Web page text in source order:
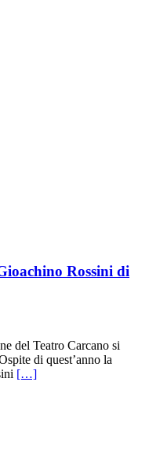
Rossini di
del Teatro Carcano si
di quest’anno la
[…]